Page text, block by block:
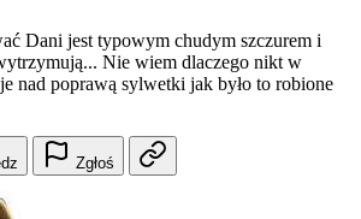
Dani jest typowym chudym szczurem i
Nie wiem dlaczego nikt w
nad poprawą sylwetki jak było to robione
Zgłoś